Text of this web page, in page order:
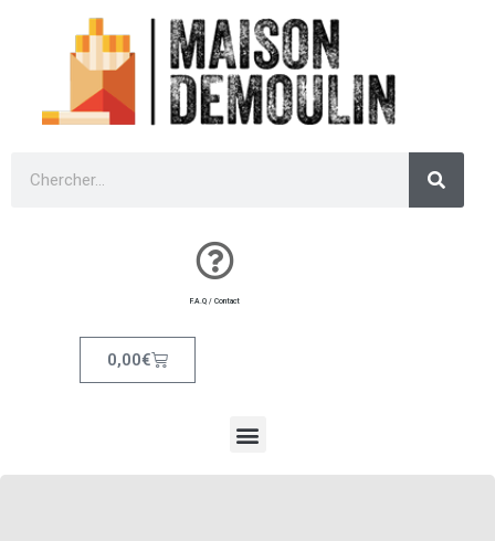
F.A.Q / Contact
0,00€